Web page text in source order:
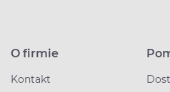
O firmie
Kontakt